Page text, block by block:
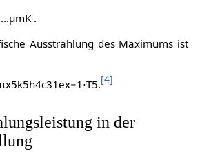
…μmK .
Ausstrahlung des Maximums ist
x5k5h4c31ex−1 ⋅T5.[4]
in der